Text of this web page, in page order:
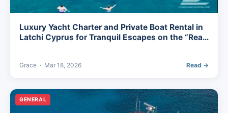
Luxury Yacht Charter and Private Boat Rental in
Latchi Cyprus for Tranquil Escapes on the “Real
Grace · Mar 18, 2026 Read →
GENERAL